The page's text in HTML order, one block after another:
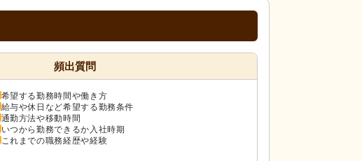
頻出質問
希望する勤務時間や働き方
給与や休日など希望する勤務条件
通勤方法や移動時間
いつから勤務できるか入社時期
これまでの職務経歴や経験